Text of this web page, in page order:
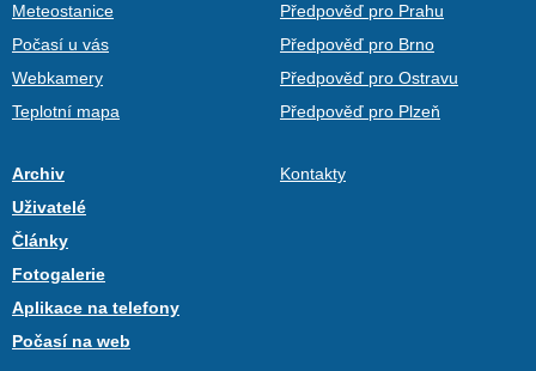
Meteostanice
Počasí u vás
Webkamery
Teplotní mapa
Předpověď pro Prahu
Předpověď pro Brno
Předpověď pro Ostravu
Předpověď pro Plzeň
Archiv
Uživatelé
Články
Fotogalerie
Aplikace na telefony
Počasí na web
Kontakty